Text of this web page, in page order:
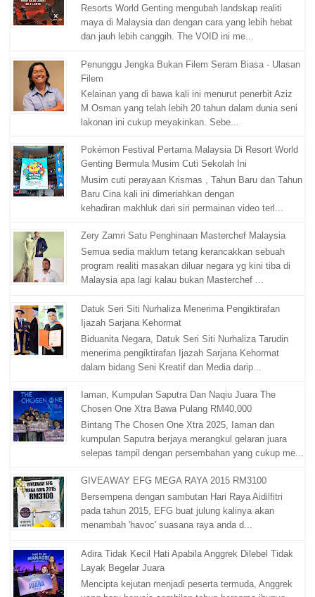
Resorts World Genting mengubah landskap realiti
maya di Malaysia dan dengan cara yang lebih hebat
dan jauh lebih canggih. The VOID ini me...
Penunggu Jengka Bukan Filem Seram Biasa - Ulasan
Filem
Kelainan yang di bawa kali ini menurut penerbit Aziz
M.Osman yang telah lebih 20 tahun dalam dunia seni
lakonan ini cukup meyakinkan. Sebe...
Pokémon Festival Pertama Malaysia Di Resort World
Genting Bermula Musim Cuti Sekolah Ini
Musim cuti perayaan Krismas , Tahun Baru dan Tahun
Baru Cina kali ini dimeriahkan dengan
kehadiran makhluk dari siri permainan video terl...
Zery Zamri Satu Penghinaan Masterchef Malaysia
Semua sedia maklum tetang kerancakkan sebuah
program realiti masakan diluar negara yg kini tiba di
Malaysia apa lagi kalau bukan Masterchef ...
Datuk Seri Siti Nurhaliza Menerima Pengiktirafan
Ijazah Sarjana Kehormat
Biduanita Negara, Datuk Seri Siti Nurhaliza Tarudin
menerima pengiktirafan Ijazah Sarjana Kehormat
dalam bidang Seni Kreatif dan Media darip...
Iaman, Kumpulan Saputra Dan Naqiu Juara The
Chosen One Xtra Bawa Pulang RM40,000
Bintang The Chosen One Xtra 2025, Iaman dan
kumpulan Saputra berjaya merangkul gelaran juara
selepas tampil dengan persembahan yang cukup me...
GIVEAWAY EFG MEGA RAYA 2015 RM3100
Bersempena dengan sambutan Hari Raya Aidilfitri
pada tahun 2015, EFG buat julung kalinya akan
menambah 'havoc' suasana raya anda d...
Adira Tidak Kecil Hati Apabila Anggrek Dilebel Tidak
Layak Begelar Juara
Mencipta kejutan menjadi peserta termuda, Anggrek